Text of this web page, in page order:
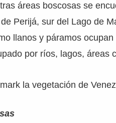
áreas boscosas se
Perijá, sur del Lago de
llanos y páramos
por ríos, lagos, áreas
la vegetación de